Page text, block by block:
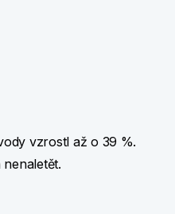
vzrostl až o 39 %.